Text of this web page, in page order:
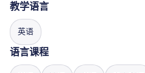
教学语言
英语
语言课程